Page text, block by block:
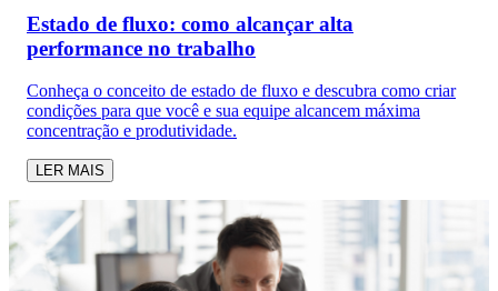
Estado de fluxo: como alcançar alta
performance no trabalho
Conheça o conceito de estado de fluxo e descubra como criar
condições para que você e sua equipe alcancem máxima
concentração e produtividade.
LER MAIS